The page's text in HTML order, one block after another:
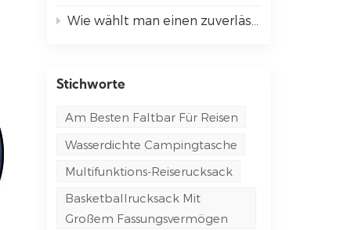
Wie wählt man einen zuverlässigen Taschenhersteller für sein Unternehmen aus?
Stichworte
Am Besten Faltbar Für Reisen
Wasserdichte Campingtasche
Multifunktions-Reiserucksack
Basketballrucksack Mit
Großem Fassungsvermögen